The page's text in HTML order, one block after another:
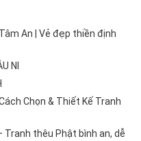
An | Vẻ đẹp thiền định
NI
Chọn & Thiết Kế Tranh
thêu Phật bình an, dễ